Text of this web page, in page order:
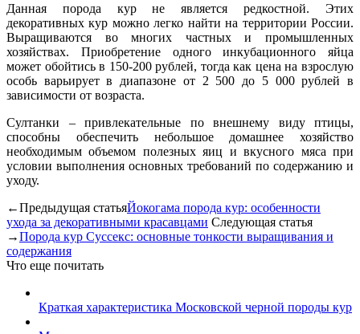
Данная порода кур не является редкостной. Этих
декоративных кур можно легко найти на территории России.
Выращиваются во многих частных и промышленных
хозяйствах. Приобретение одного инкубационного яйца
может обойтись в 150-200 рублей, тогда как цена на взрослую
особь варьирует в диапазоне от 2 500 до 5 000 рублей в
зависимости от возраста.
Султанки – привлекательные по внешнему виду птицы,
способны обеспечить небольшое домашнее хозяйство
необходимым объемом полезных яиц и вкусного мяса при
условии выполнения основных требований по содержанию и
уходу.
←Предыдущая статьяЙокогама порода кур: особенности
ухода за декоративными красавцами Следующая статья
→Порода кур Суссекс: основные тонкости выращивания и
содержания
Что еще почитать
Краткая характеристика Московской черной породы кур